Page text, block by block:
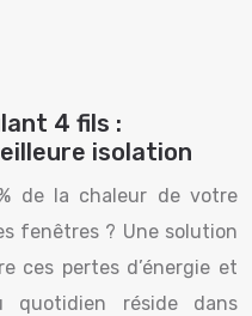
4 fils :
isolation
de la chaleur de votre
fenêtres ? Une solution
ces pertes d’énergie et
quotidien réside dans